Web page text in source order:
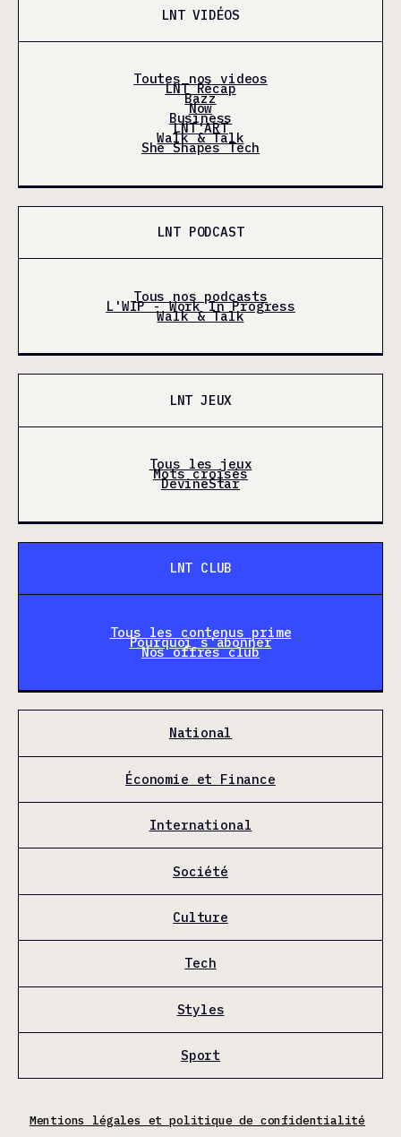
LNT VIDÉOS
Toutes nos videos
LNT Récap
Bazz
Now
Business
LNT'ART
Walk & Talk
She Shapes Tech
LNT PODCAST
Tous nos podcasts
L'WIP - Work In Progress
Walk & Talk
LNT JEUX
Tous les jeux
Mots croisés
DevineStar
LNT CLUB
Tous les contenus prime
Pourquoi s'abonner
Nos offres club
National
Économie et Finance
International
Société
Culture
Tech
Styles
Sport
Mentions légales et politique de confidentialité